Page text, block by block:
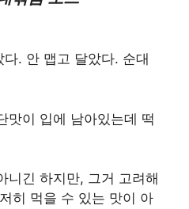
. 안 맵고 달았다. 순대
맛이 입에 남아있는데 떡
니긴 하지만, 그거 고려해
히 먹을 수 있는 맛이 아